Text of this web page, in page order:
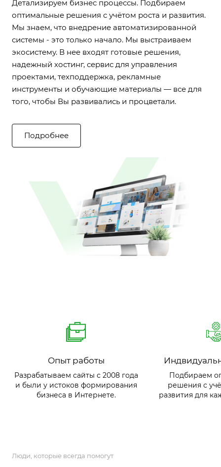
Детализируем бизнес процессы. Подбираем
оптимальные решения с учётом роста и развития.
Мы знаем, что внедрение автоматизированной
системы - это только начало. Мы выстраиваем
экосистему. В нее входят готовые решения,
надежный хостинг, сервис для управления
проектами, техподдержка, рекламные
инструменты и обучающие материалы — все для
того, чтобы Вы развивались и процветали.
Подробнее
Опыт работы
Разрабатываем сайты с 2008 года
и были у истоков формирования
бизнеса в Интернете.
Подбираем
решения с
развития для
Люди, которые всегда помогут